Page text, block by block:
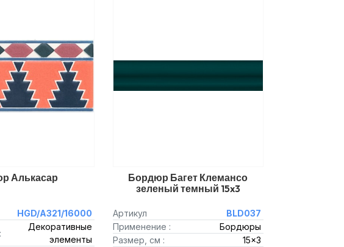
Алькасар
HGD/A321/16000
Декоративные
элементы
Бордюр Багет Клемансо
зеленый темный 15x3
Артикул
BLD037
Применение :
Бордюры
Размер, см :
15x3